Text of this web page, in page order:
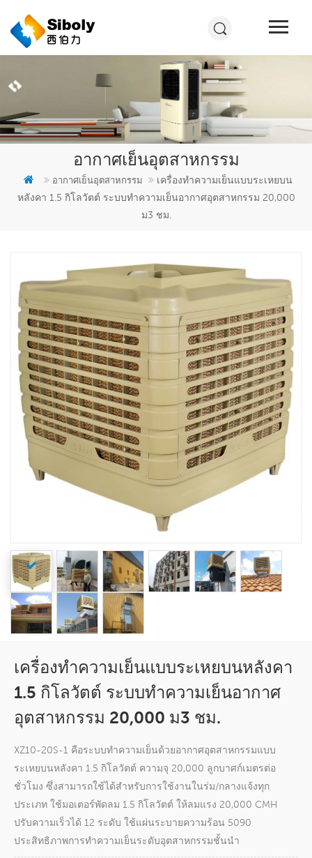
อากาศเย็นอุตสาหกรรม
อากาศเย็นอุตสาหกรรม
เครื่องทำความเย็นแบบระเหยบน
หลังคา 1.5 กิโลวัตต์ ระบบทำความเย็นอากาศอุตสาหกรรม 20,000
ม3 ชม.
เครื่องทำความเย็นแบบระเหยบนหลังคา
1.5 กิโลวัตต์ ระบบทำความเย็นอากาศ
อุตสาหกรรม 20,000 ม3 ชม.
XZ10-20S-1 คือระบบทำความเย็นด้วยอากาศอุตสาหกรรมแบบ
ระเหยบนหลังคา 1.5 กิโลวัตต์ ความจุ 20,000 ลูกบาศก์เมตรต่อ
ชั่วโมง ซึ่งสามารถใช้ได้สำหรับการใช้งานในร่ม/กลางแจ้งทุก
ประเภท ใช้มอเตอร์พัดลม 1.5 กิโลวัตต์ ให้ลมแรง 20,000 CMH
ปรับความเร็วได้ 12 ระดับ ใช้แผ่นระบายความร้อน 5090
ประสิทธิภาพการทำความเย็นระดับอุตสาหกรรมชั้นนำ